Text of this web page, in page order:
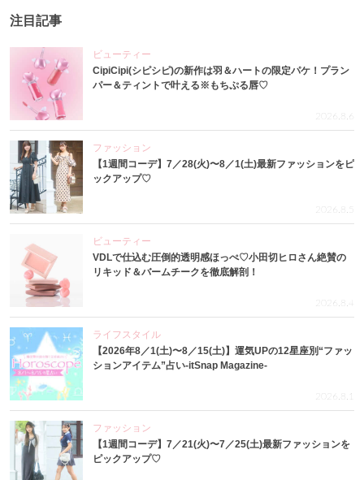
注目記事
ビューティー
CipiCipi(シピシピ)の新作は羽＆ハートの限定パケ！プラン
パー＆ティントで叶える※もちぷる唇♡
2026.8.6
ファッション
【1週間コーデ】7／28(火)〜8／1(土)最新ファッションをピ
ックアップ♡
2026.8.5
ビューティー
VDLで仕込む圧倒的透明感ほっぺ♡小田切ヒロさん絶賛の
リキッド＆バームチークを徹底解剖！
2026.8.4
ライフスタイル
【2026年8／1(土)〜8／15(土)】運気UPの12星座別“ファッ
ションアイテム”占い-itSnap Magazine-
2026.8.1
ファッション
【1週間コーデ】7／21(火)〜7／25(土)最新ファッションを
ピックアップ♡